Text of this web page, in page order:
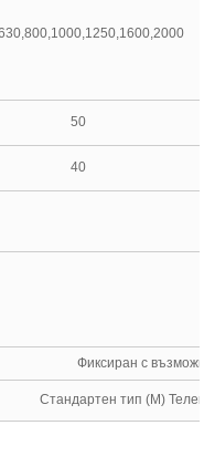
50
40
Фиксиран с
Стандартен тип (M)